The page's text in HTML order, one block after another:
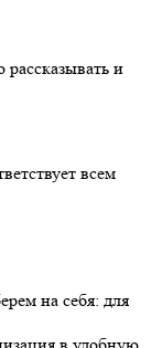
и
всем
на себя: для